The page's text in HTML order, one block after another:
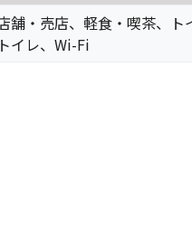
舗・売店、軽食・喫茶、ト
トイレ、Wi-Fi